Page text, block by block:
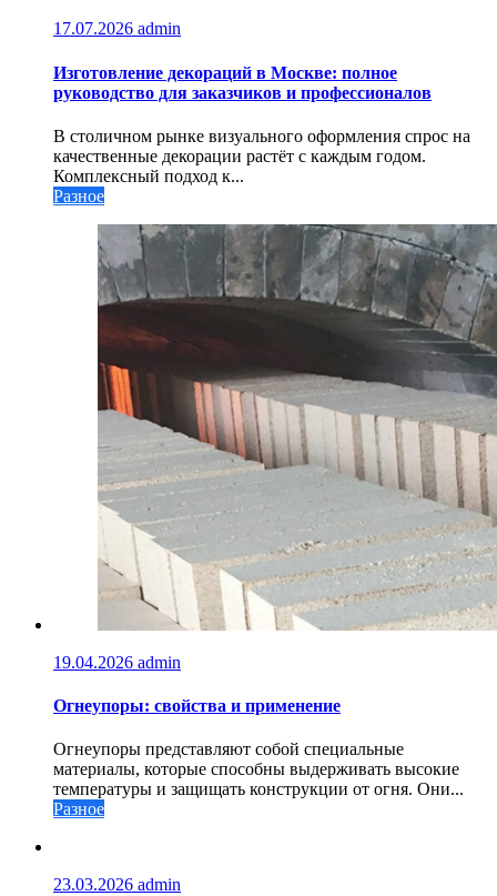
17.07.2026 admin
Изготовление декораций в Москве: полное
руководство для заказчиков и профессионалов
В столичном рынке визуального оформления спрос на
качественные декорации растёт с каждым годом.
Комплексный подход к...
Разное
19.04.2026 admin
Огнеупоры: свойства и применение
Огнеупоры представляют собой специальные
материалы, которые способны выдерживать высокие
температуры и защищать конструкции от огня. Они...
Разное
23.03.2026 admin